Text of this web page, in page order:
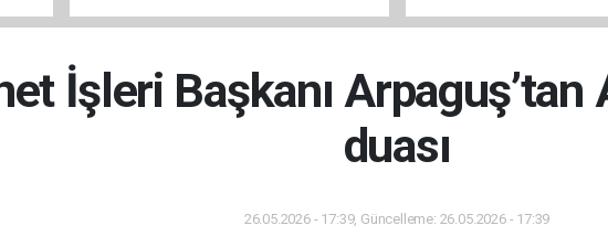
İşleri Başkanı Arpaguş’tan
duası
26.05.2026 - 17:39, Güncelleme: 26.05.2026 - 17:39